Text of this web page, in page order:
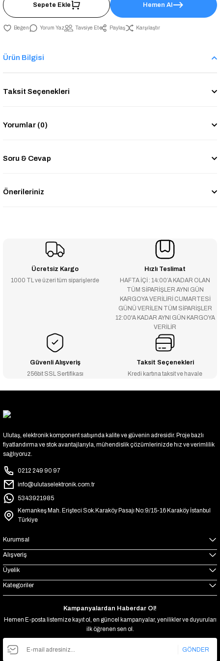
Sepete Ekle Hemen Al
Yorum Yaz Tavsiye Et Paylaş Karşılaştır
Ürün Bilgisi
Taksit Seçenekleri
Yorumlar (0)
Soru & Cevap
Önerileriniz
Ücretsiz Kargo
1000 TL ve üzeri tüm siparişlerde
Hızlı Teslimat
HAFTA İÇİ : 14:00’A KADAR OLAN
TÜM SİPARİŞLER AYNI GÜN
KARGOYA VERİLİRİ CUMARTESİ
GÜNÜ VERİLEN TÜM SİPARİŞLER
12:00'A KADAR AYNI GÜN KARGOYA
VERİLİR
Güvenli Alışveriş
256bit SSL Sertifikası
Taksit Seçenekleri
Kredi kartına taksit ve havale
Ulutaş, elektronik komponent satışında kalite ve güvenin adresidir. Proje bazlı
fiyatlandırma ve stok avantajlarıyla, mühendislik çözümlerinizde hız ve verimlilik
sağlıyoruz.
0212 249 90 97
info@ulutaselektronik.com.tr
5343921985
Kemankeş Mah. Erişteci Sok.Karaköy Pasajı No:9/15-16 Karaköy İstanbul
Türkiye
Kurumsal
Alışveriş
Üyelik
Kategoriler
Kampanyalardan Haberdar Ol!
Hemen E-posta listemize kayıt ol, en güncel kampanyalar, yenilikler ve duyuruları
ilk öğrenen sen ol.
GÖNDER